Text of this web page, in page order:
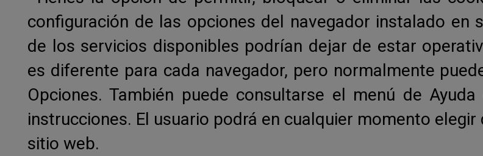
configuración de las opciones del navegador instalado en
de los servicios disponibles podrían dejar de estar
es diferente para cada navegador, pero normalmente
Opciones. También puede consultarse el menú de
instrucciones. El usuario podrá en cualquier momento
sitio web.